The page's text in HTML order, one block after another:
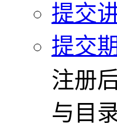
提交
提交
注册
与目